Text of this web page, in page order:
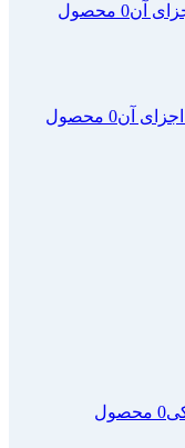
آن0 محصول
آن0 محصول
0 محصول